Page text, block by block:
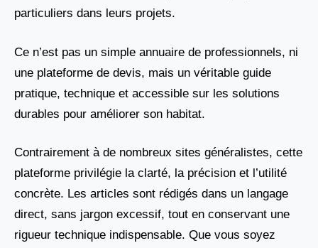
particuliers dans leurs projets.
Ce n’est pas un simple annuaire de professionnels, ni
une plateforme de devis, mais un véritable guide
pratique, technique et accessible sur les solutions
durables pour améliorer son habitat.
Contrairement à de nombreux sites généralistes, cette
plateforme privilégie la clarté, la précision et l’utilité
concrète. Les articles sont rédigés dans un langage
direct, sans jargon excessif, tout en conservant une
rigueur technique indispensable. Que vous soyez